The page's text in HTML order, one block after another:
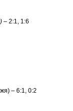
– 2:1, 1:6
– 6:1, 0:2